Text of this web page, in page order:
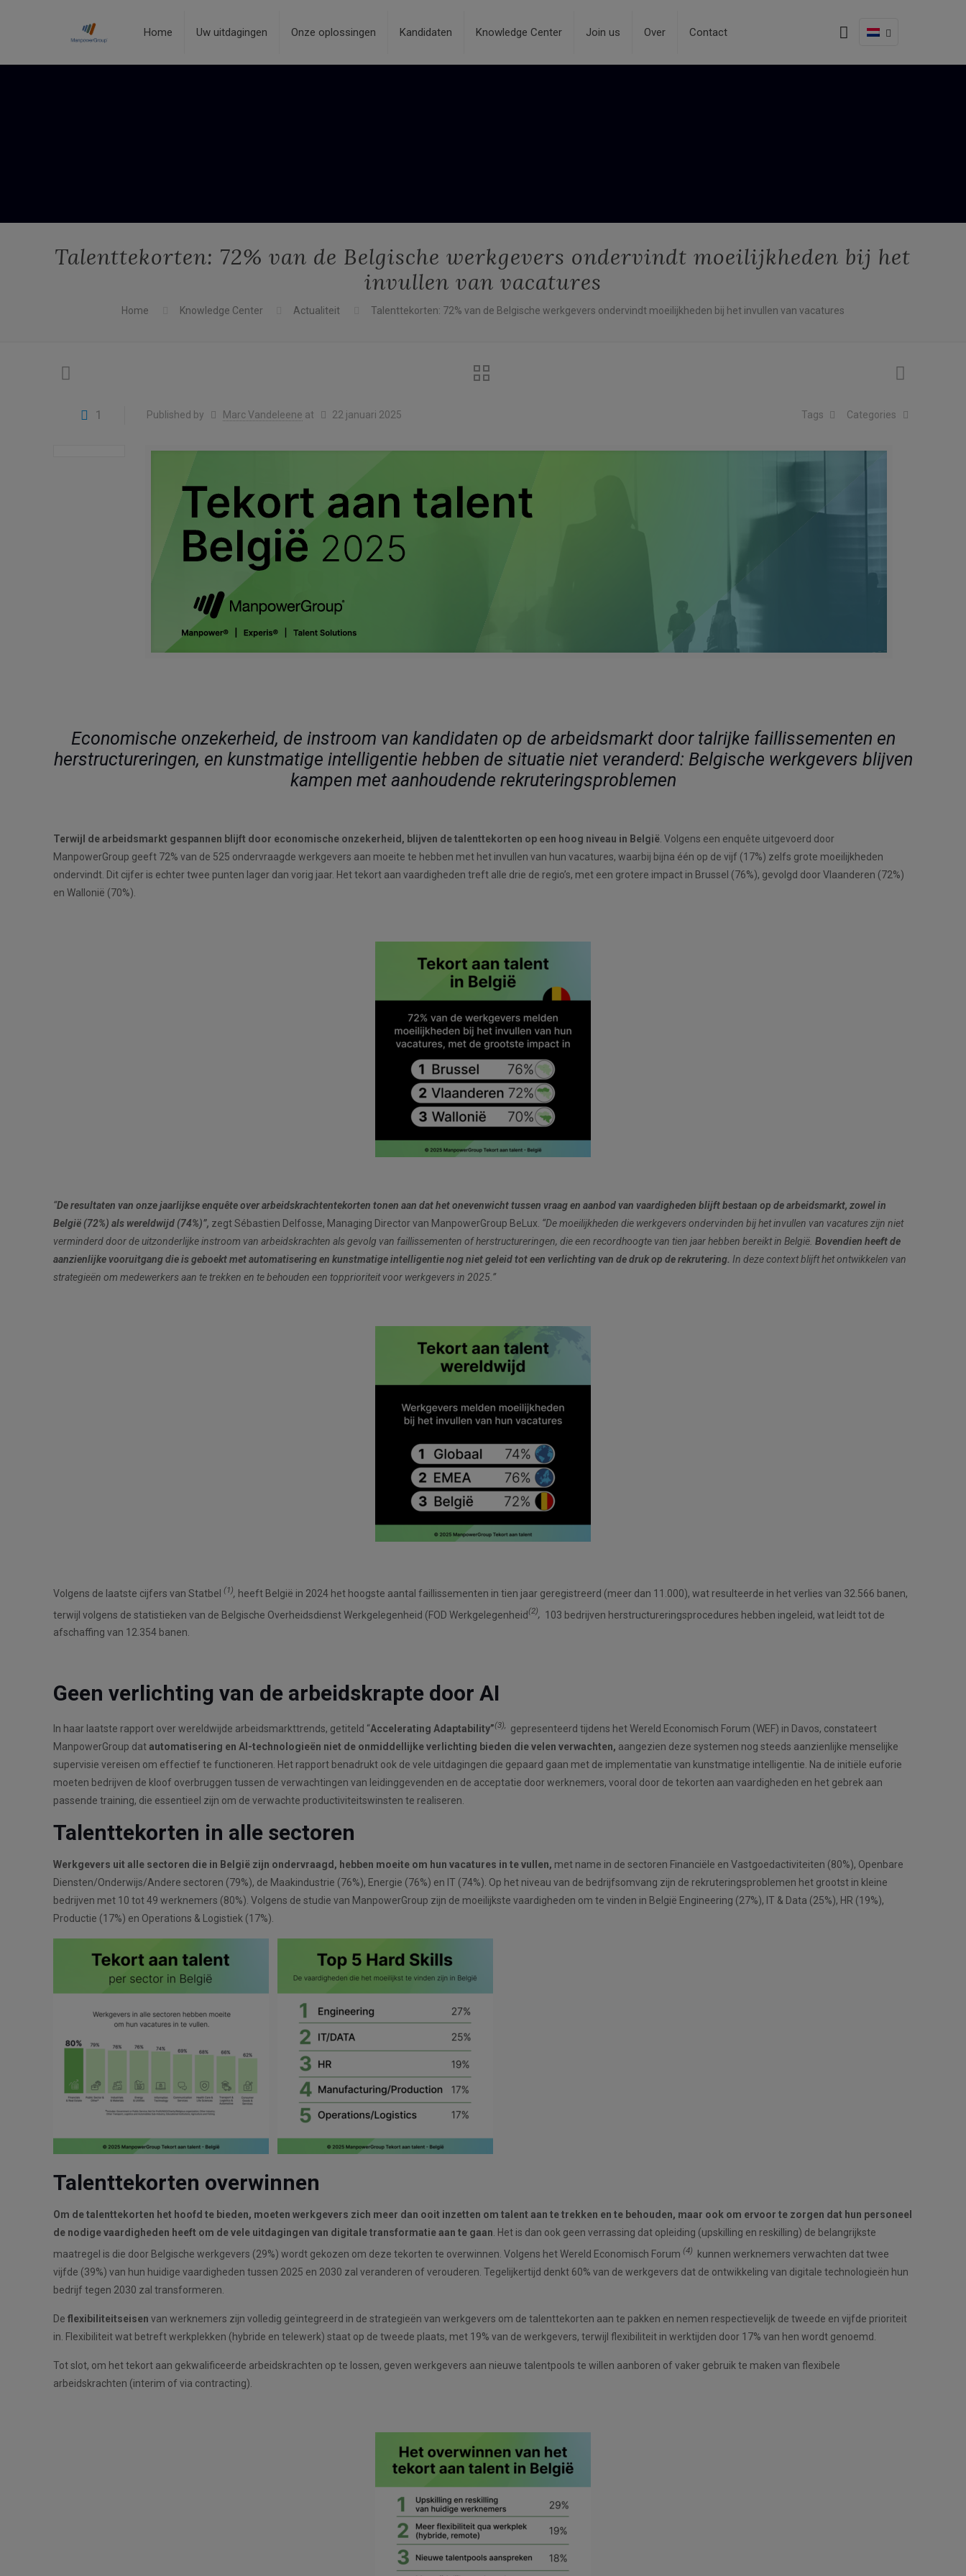
Home Uw uitdagingen Onze oplossingen Kandidaten Knowledge Center Join us Over Contact
Talenttekorten: 72% van de Belgische werkgevers ondervindt moeilijkheden bij het
invullen van vacatures
Home Knowledge Center Actualiteit Talenttekorten: 72% van de Belgische werkgevers ondervindt moeilijkheden bij het invullen van vacatures
1 Published by Marc Vandeleene at 22 januari 2025 Categories
Tags
Economische onzekerheid, de instroom van kandidaten op de arbeidsmarkt door talrijke faillissementen en
herstructureringen, en kunstmatige intelligentie hebben de situatie niet veranderd: Belgische werkgevers blijven
kampen met aanhoudende rekruteringsproblemen
Terwijl de arbeidsmarkt gespannen blijft door economische onzekerheid, blijven de talenttekorten op een hoog niveau in België . Volgens een enquête uitgevoerd door
ManpowerGroup geeft 72% van de 525 ondervraagde werkgevers aan moeite te hebben met het invullen van hun vacatures, waarbij bijna één op de vijf (17%) zelfs grote moeilijkheden
ondervindt. Dit cijfer is echter twee punten lager dan vorig jaar. Het tekort aan vaardigheden treft alle drie de regio’s, met een grotere impact in Brussel (76%), gevolgd door Vlaanderen (72%)
en Wallonië (70%).
“De resultaten van onze jaarlijkse enquête over arbeidskrachtentekorten tonen aan dat het onevenwicht tussen vraag en aanbod van vaardigheden blijft bestaan op de arbeidsmarkt, zowel in
België (72%) als wereldwijd (74%)”, zegt Sébastien Delfosse, Managing Director van ManpowerGroup BeLux. “De moeilijkheden die werkgevers ondervinden bij het invullen van vacatures zijn niet
verminderd door de uitzonderlijke instroom van arbeidskrachten als gevolg van faillissementen of herstructureringen, die een recordhoogte van tien jaar hebben bereikt in België.Bovendien heeft de
aanzienlijke vooruitgang die is geboekt met automatisering en kunstmatige intelligentie nog niet geleid tot een verlichting van de druk op de rekrutering. In deze context blijft het ontwikkelen van
strategieën om medewerkers aan te trekken en te behouden een topprioriteit voor werkgevers in 2025.”
Volgens de laatste cijfers van Statbel (1), heeft België in 2024 het hoogste aantal faillissementen in tien jaar geregistreerd (meer dan 11.000), wat resulteerde in het verlies van 32.566 banen,
terwijl volgens de statistieken van de Belgische Overheidsdienst Werkgelegenheid (FOD Werkgelegenheid(2), 103 bedrijven herstructureringsprocedures hebben ingeleid, wat leidt tot de
afschaffing van 12.354 banen.
Geen verlichting van de arbeidskrapte door AI
In haar laatste rapport over wereldwijde arbeidsmarkttrends, getiteld “Accelerating Adaptability”(3), gepresenteerd tijdens het Wereld Economisch Forum (WEF) in Davos, constateert
ManpowerGroup datautomatisering en AI-technologieën niet de onmiddellijke verlichting bieden die velen verwachten, aangezien deze systemen nog steeds aanzienlijke menselijke
supervisie vereisen om effectief te functioneren. Het rapport benadrukt ook de vele uitdagingen die gepaard gaan met de implementatie van kunstmatige intelligentie. Na de initiële euforie
moeten bedrijven de kloof overbruggen tussen de verwachtingen van leidinggevenden en de acceptatie door werknemers, vooral door de tekorten aan vaardigheden en het gebrek aan
passende training, die essentieel zijn om de verwachte productiviteitswinsten te realiseren.
Talenttekorten in alle sectoren
Werkgevers uit alle sectoren die in België zijn ondervraagd, hebben moeite om hun vacatures in te vullen, met name in de sectoren Financiële en Vastgoedactiviteiten (80%), Openbare
Diensten/Onderwijs/Andere sectoren (79%), de Maakindustrie (76%), Energie (76%) en IT (74%). Op het niveau van de bedrijfsomvang zijn de rekruteringsproblemen het grootst in kleine
bedrijven met 10 tot 49 werknemers (80%). Volgens de studie van ManpowerGroup zijn de moeilijkste vaardigheden om te vinden in België Engineering (27%), IT & Data (25%), HR (19%),
Productie (17%) en Operations & Logistiek (17%).
Talenttekorten overwinnen
Om de talenttekorten het hoofd te bieden, moeten werkgevers zich meer dan ooit inzetten om talent aan te trekken en te behouden, maar ook om ervoor te zorgen dat hun personeel
de nodige vaardigheden heeft om de vele uitdagingen van digitale transformatie aan te gaan . Het is dan ook geen verrassing dat opleiding (upskilling en reskilling) de belangrijkste
maatregel is die door Belgische werkgevers (29%) wordt gekozen om deze tekorten te overwinnen. Volgens het Wereld Economisch Forum(4)
kunnen werknemers verwachten dat twee
vijfde (39%) van hun huidige vaardigheden tussen 2025 en 2030 zal veranderen of verouderen. Tegelijkertijd denkt 60% van de werkgevers dat de ontwikkeling van digitale technologieën hun
bedrijf tegen 2030 zal transformeren.
Deflexibiliteitseisen van werknemers zijn volledig geïntegreerd in de strategieën van werkgevers om de talenttekorten aan te pakken en nemen respectievelijk de tweede en vijfde prioriteit
in. Flexibiliteit wat betreft werkplekken (hybride en telewerk) staat op de tweede plaats, met 19% van de werkgevers, terwijl flexibiliteit in werktijden door 17% van hen wordt genoemd.
Tot slot, om het tekort aan gekwalificeerde arbeidskrachten op te lossen, geven werkgevers aan nieuwe talentpools te willen aanboren of vaker gebruik te maken van flexibele
arbeidskrachten (interim of via contracting).